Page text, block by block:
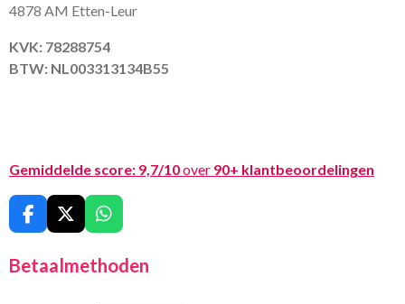
4878 AM Etten-Leur
KVK: 78288754
BTW: NL003313134B55
Gemiddelde score: 9,7/10over 90+ klantbeoordelingen
F
a
c
e
X
W
h
t
Betaalmethoden